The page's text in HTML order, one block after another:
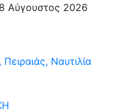
Αύγουστος 2026